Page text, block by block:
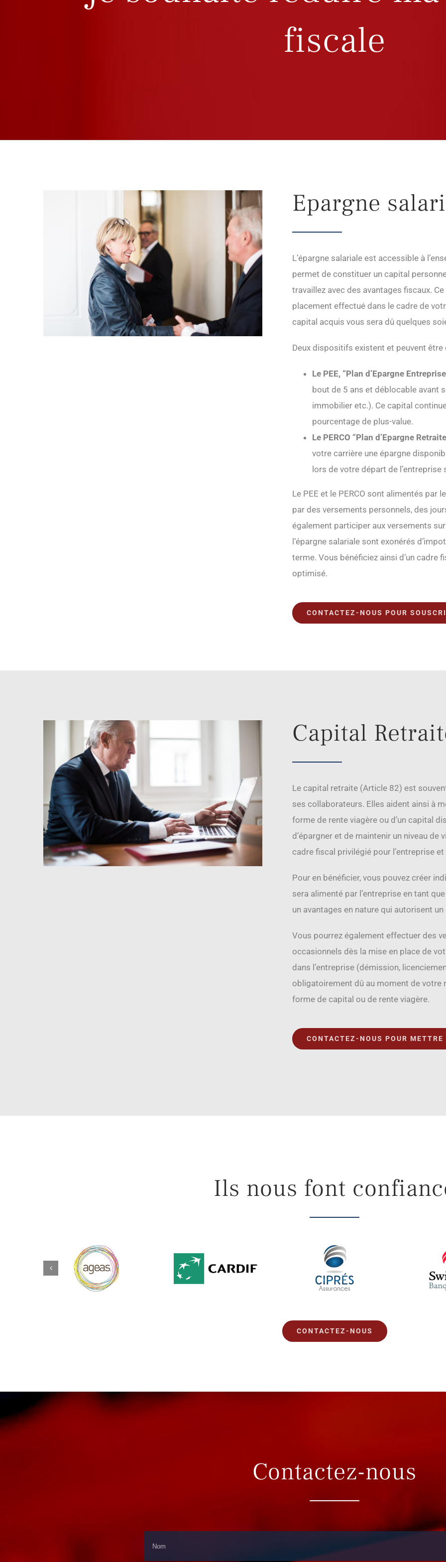
fiscale
Epargne
L’épargne salariale est accessible à
permet de constituer un capital
travaillez avec des avantages fiscaux.
placement effectué dans le cadre de
capital acquis vous sera dû quelques
Deux dispositifs existent et peuvent
Le PEE, “Plan d’Epargne
bout de 5 ans et déblocable avant
immobilier etc.). Ce capital
pourcentage de plus-value.
Le PERCO “Plan d’Epargne
votre carrière une épargne
lors de votre départ de
Le PEE et le PERCO sont alimentés par
par des versements personnels, des
également participer aux versements
l‘épargne salariale sont exonérés
terme. Vous bénéficiez ainsi d’un cadre
optimisé.
CONTACTEZ-NOUS POUR
Capital
Le capital retraite (Article 82) est
ses collaborateurs. Elles aident ainsi à
forme de rente viagère ou d’un capital
d’épargner et de maintenir un niveau
cadre fiscal privilégié pour l’entreprise et
Pour en bénéficier, vous pouvez créer
sera alimenté par l’entreprise en tant
un avantages en nature qui autorisent
Vous pourrez également effectuer des
occasionnels dès la mise en place de
dans l’entreprise (démission,
obligatoirement dû au moment de
forme de capital ou de rente viagère.
CONTACTEZ-NOUS POUR
Ils nous font
CONTACTEZ-NOUS
Contactez-nous